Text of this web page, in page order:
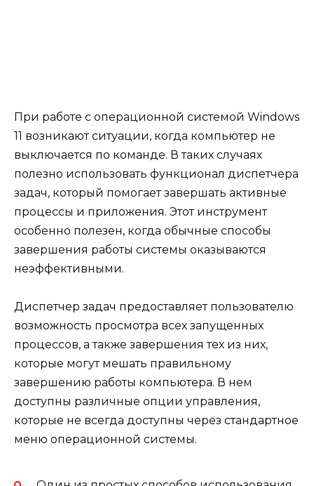
При работе с операционной системой Windows
11 возникают ситуации, когда компьютер не
выключается по команде. В таких случаях
полезно использовать функционал диспетчера
задач, который помогает завершать активные
процессы и приложения. Этот инструмент
особенно полезен, когда обычные способы
завершения работы системы оказываются
неэффективными.
Диспетчер задач предоставляет пользователю
возможность просмотра всех запущенных
процессов, а также завершения тех из них,
которые могут мешать правильному
завершению работы компьютера. В нем
доступны различные опции управления,
которые не всегда доступны через стандартное
меню операционной системы.